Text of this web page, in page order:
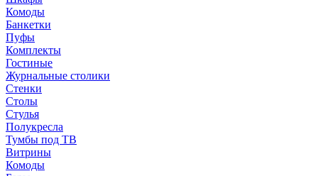
Комоды
Банкетки
Пуфы
Комплекты
Гостиные
Журнальные столики
Стенки
Столы
Стулья
Полукресла
Тумбы под ТВ
Витрины
Комоды